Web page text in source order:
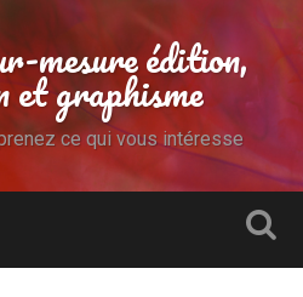
mesure édition,
et graphisme
ce qui vous intéresse